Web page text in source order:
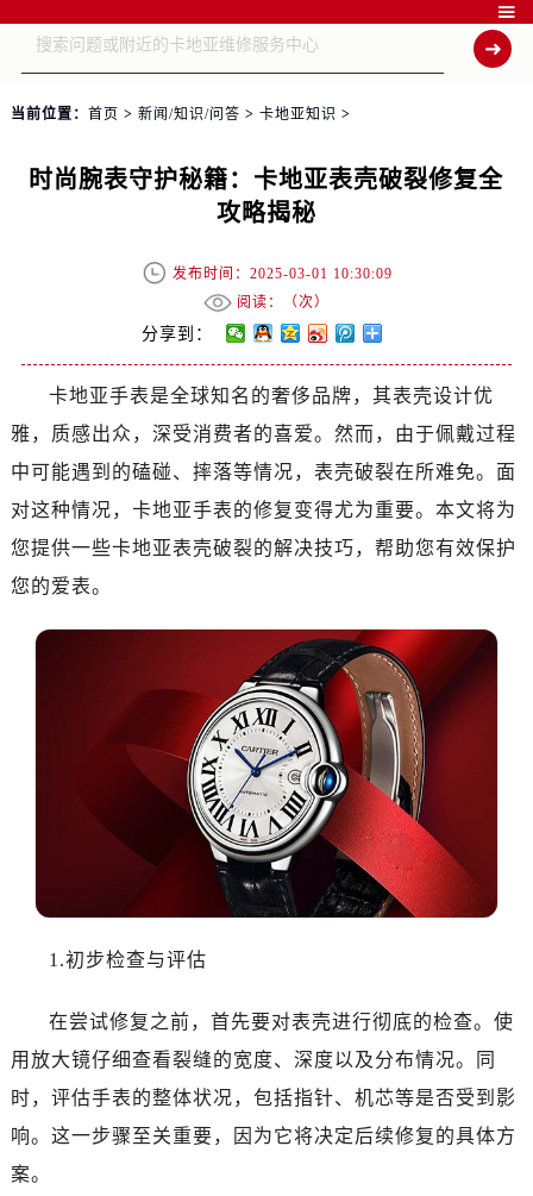

当前位置： 首页 > 新闻/知识/问答 > 卡地亚知识 >
时尚腕表守护秘籍：卡地亚表壳破裂修复全
攻略揭秘
发布时间：2025-03-01 10:30:09
阅读：（次）
分享到：
卡地亚手表是全球知名的奢侈品牌，其表壳设计优
雅，质感出众，深受消费者的喜爱。然而，由于佩戴过程
中可能遇到的磕碰、摔落等情况，表壳破裂在所难免。面
对这种情况，卡地亚手表的修复变得尤为重要。本文将为
您提供一些卡地亚表壳破裂的解决技巧，帮助您有效保护
您的爱表。
1.初步检查与评估
在尝试修复之前，首先要对表壳进行彻底的检查。使
用放大镜仔细查看裂缝的宽度、深度以及分布情况。同
时，评估手表的整体状况，包括指针、机芯等是否受到影
响。这一步骤至关重要，因为它将决定后续修复的具体方
案。